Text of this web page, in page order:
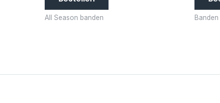
All Season banden Banden